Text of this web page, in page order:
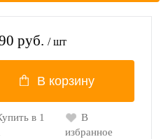
руб. / шт
В корзину
в 1
В
избранное